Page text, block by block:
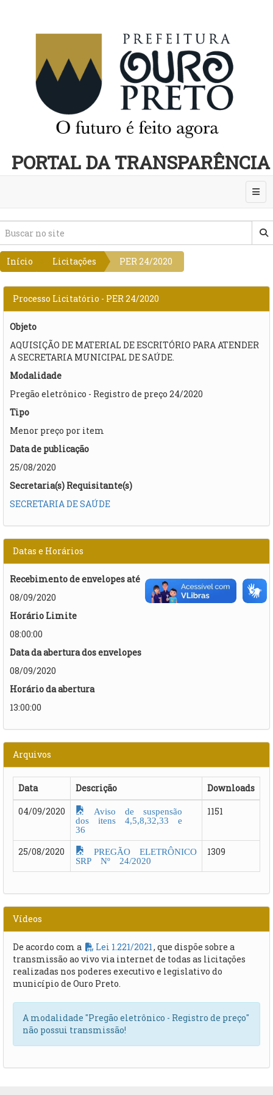
PORTAL DA TRANSPARÊNCIA
Início Licitações PER 24/2020
Processo Licitatório - PER 24/2020
Objeto
AQUISIÇÃO DE MATERIAL DE ESCRITÓRIO PARA ATENDER
A SECRETARIA MUNICIPAL DE SAÚDE.
Modalidade
Pregão eletrônico - Registro de preço 24/2020
Tipo
Menor preço por item
Data de publicação
25/08/2020
Secretaria(s) Requisitante(s)
SECRETARIA DE SAÚDE
Datas e Horários
Recebimento de envelopes até
08/09/2020
Horário Limite
08:00:00
Data da abertura dos envelopes
08/09/2020
Horário da abertura
13:00:00
Arquivos
Data Descrição
Downloads
04/09/2020
Aviso de suspensão
dos itens 4,5,8,32,33 e
36
1151
25/08/2020
PREGÃO ELETRÔNICO
SRP Nº 24/2020
1309
Vídeos
De acordo com a Lei 1.221/2021 , que dispõe sobre a
transmissão ao vivo via internet de todas as licitações
realizadas nos poderes executivo e legislativo do
município de Ouro Preto.
A modalidade "Pregão eletrônico - Registro de preço"
não possui transmissão!